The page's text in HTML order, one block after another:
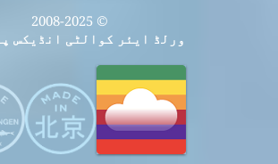
© 2008-2025
ورلڈ ایئر کوالٹی انڈیکس